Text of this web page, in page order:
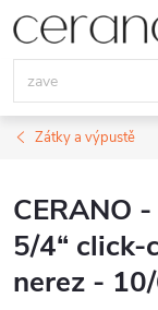
Přejít
na
obsah
Zátky a výpustě
CERANO
5/4“ click-
nerez -